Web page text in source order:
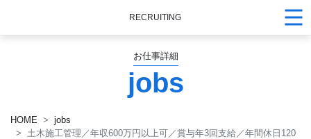
RECRUITING
お仕事詳細
jobs
HOME
jobs
土木施工管理／年収600万円以上可／賞与年3回支給／年間休日120